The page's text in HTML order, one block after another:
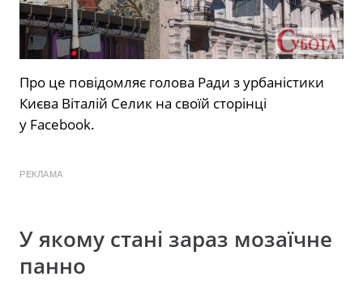
Про це повідомляє голова Ради з урбаністики
Києва Віталій Селик на своїй сторінці
у Facebook.
РЕКЛАМА
У якому стані зараз мозаїчне
панно